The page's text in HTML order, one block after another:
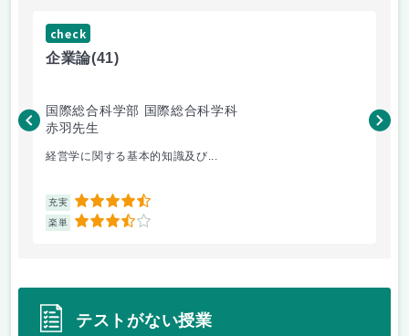
check
企業論(41)
国際総合科学部 国際総合科学科
赤羽先生
経営学に関する基本的知識及び...
充実 4.5
楽単 3.5
柴
テストがない授業